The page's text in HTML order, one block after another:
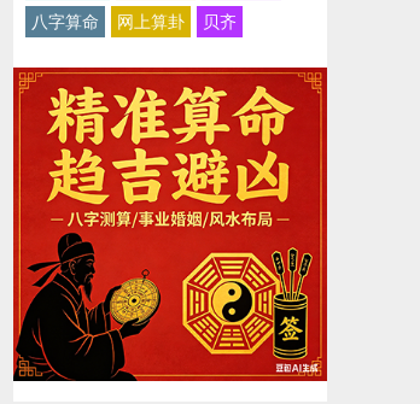
八字算命
网上算卦 贝齐